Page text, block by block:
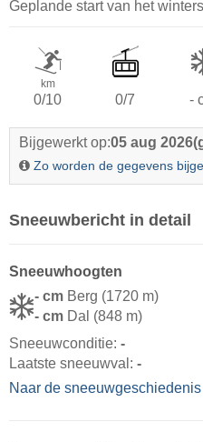
Geplande start van het
km
0/10 0/7 -
Bijgewerkt op:05 aug 2026
Zo worden de gegevens
Sneeuwbericht in detail
Sneeuwhoogten
- cm Berg (1720 m)
- cm Dal (848 m)
Sneeuwconditie: -
Laatste sneeuwval: -
Naar de